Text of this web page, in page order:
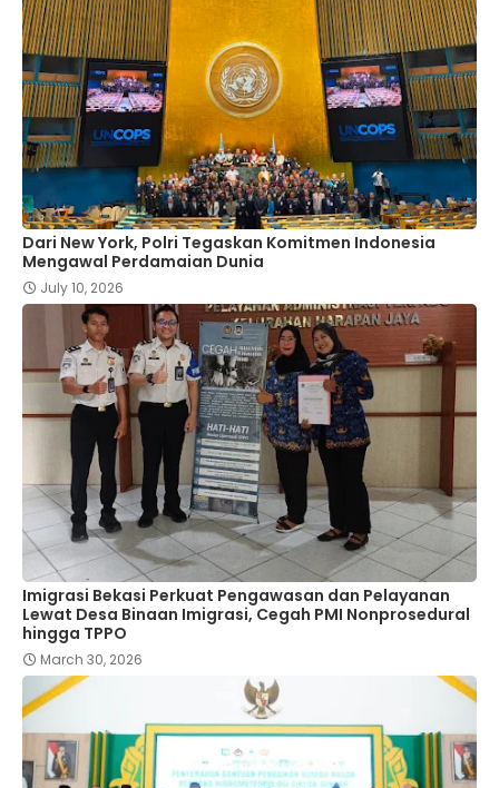
Dari New York, Polri Tegaskan Komitmen Indonesia
Mengawal Perdamaian Dunia
July 10, 2026
Imigrasi Bekasi Perkuat Pengawasan dan Pelayanan
Lewat Desa Binaan Imigrasi, Cegah PMI Nonprosedural
hingga TPPO
March 30, 2026